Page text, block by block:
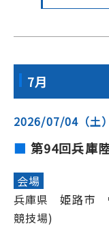
7月
2026/07/04（土）
第94回兵庫
会場
兵庫県 姫路市
競技場)